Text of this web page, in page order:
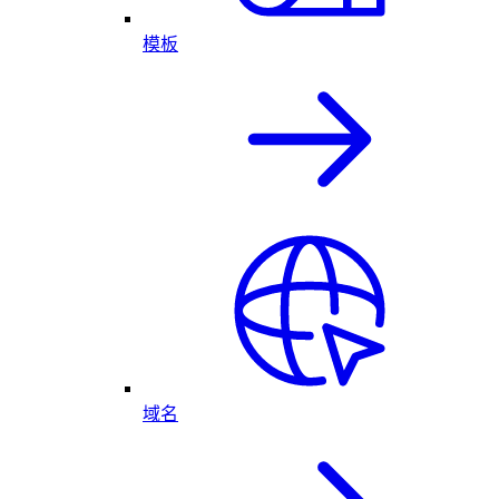
模板
域名